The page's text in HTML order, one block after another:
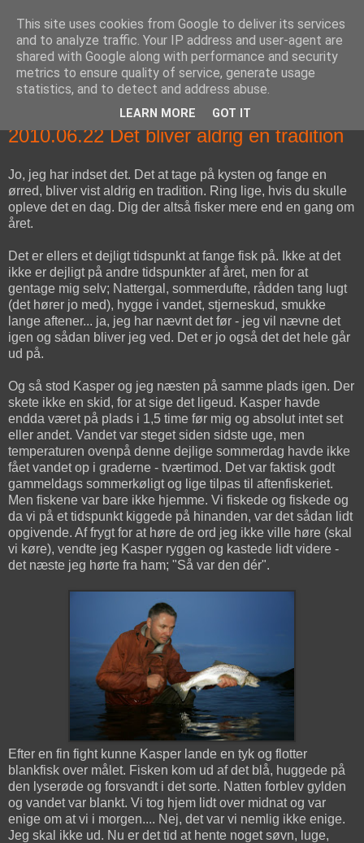
fiskedagbog.dk
Havørredfiskeri, tordenvejr og rav i (en skøn?) tre-enighed
2010.06.22 Det bliver aldrig en tradition
Jo, jeg har indset det. Det at tage på kysten og fange en
ørred, bliver vist aldrig en tradition. Ring lige, hvis du skulle
opleve det en dag. Dig der altså fisker mere end en gang om
året.
Det er ellers et dejligt tidspunkt at fange fisk på. Ikke at det
ikke er dejligt på andre tidspunkter af året, men for at
gentage mig selv; Nattergal, sommerdufte, rådden tang lugt
(det hører jo med), hygge i vandet, stjerneskud, smukke
lange aftener... ja, jeg har nævnt det før - jeg vil nævne det
igen og sådan bliver jeg ved. Det er jo også det det hele går
ud på.
Og så stod Kasper og jeg næsten på samme plads igen. Der
skete ikke en skid, for at sige det ligeud. Kasper havde
endda været på plads i 1,5 time før mig og absolut intet set
eller andet. Vandet var steget siden sidste uge, men
temperaturen ovenpå denne dejlige sommerdag havde ikke
fået vandet op i graderne - tværtimod. Det var faktisk godt
gammeldags sommerkøligt og lige tilpas til aftenfiskeriet.
Men fiskene var bare ikke hjemme. Vi fiskede og fiskede og
da vi på et tidspunkt kiggede på hinanden, var det sådan lidt
opgivende. Af frygt for at høre de ord jeg ikke ville høre (skal
vi køre), vendte jeg Kasper ryggen og kastede lidt videre -
det næste jeg hørte fra ham; "Så var den dér".
Efter en fin fight kunne Kasper lande en tyk og flotter
blankfisk over målet. Fisken kom ud af det blå, huggede på
den lyserøde og forsvandt i det sorte. Natten forblev gylden
og vandet var blankt. Vi tog hjem lidt over midnat og var
enige om at vi i morgen.... Nej, det var vi nemlig ikke enige.
Jeg skal ikke ud. Nu er det tid at hente noget søvn, luge,
This site uses cookies from Google to deliver its services
and to analyze traffic. Your IP address and user-agent are
shared with Google along with performance and security
metrics to ensure quality of service, generate usage
statistics, and to detect and address abuse.
LEARN MORE GOT IT